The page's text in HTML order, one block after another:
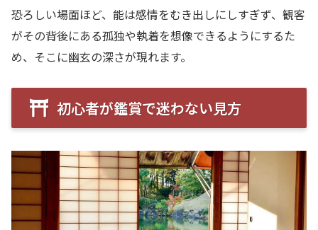
恐ろしい場面ほど、能は感情をむき出しにしすぎず、観客
がその背後にある孤独や執着を想像できるようにするた
め、そこに幽玄の深さが現れます。
初心者が鑑賞で迷わない見方